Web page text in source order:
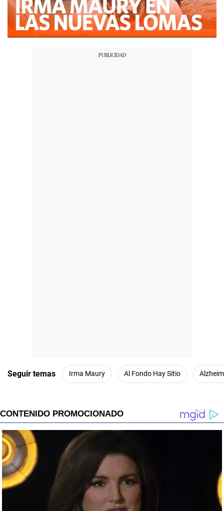
Seguir temas Irma Maury Al Fondo Hay Sitio